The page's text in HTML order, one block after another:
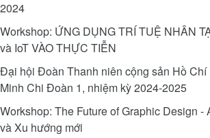
2024
Workshop: ỨNG DỤNG TRÍ TUỆ NHÂN
và IoT VÀO THỰC TIỄN
Đại hội Đoàn Thanh niên cộng sản Hồ Chí
Minh Chi Đoàn 1, nhiệm kỳ 2024-2025
Workshop: The Future of Graphic Design -
và Xu hướng mới